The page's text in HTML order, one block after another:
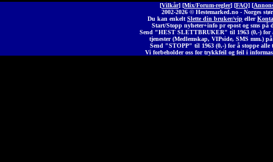
[Vilkår] [Mix/Forum-regler] [FAQ] [
2002-2026 © Hestemarked.no - Norges
Du kan enkelt Slette din bruker/vip eller
Start/Stopp nyheter+info pr epost og sms på
Send "HEST SLETTBRUKER" til 1963 (0,-) for
tjenester (Medlemskap, VIPside, SMS mm.)
Send "STOPP" til 1963 (0,-) for å stoppe alle
Vi forbeholder oss for trykkfeil og feil i